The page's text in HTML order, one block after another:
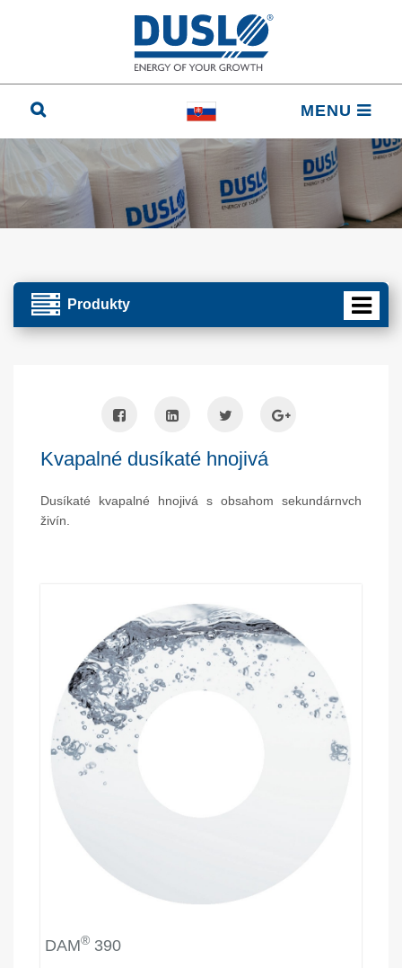
MENU
Produkty
Kvapalné dusíkaté hnojivá
Dusíkaté kvapalné hnojivá s obsahom sekundárnvch
živín.
DAM® 390